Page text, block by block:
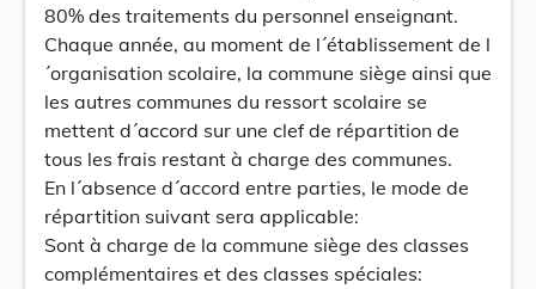
80% des traitements du personnel enseignant.
Chaque année, au moment de l´établissement de l
´organisation scolaire, la commune siège ainsi que
les autres communes du ressort scolaire se
mettent d´accord sur une clef de répartition de
tous les frais restant à charge des communes.
En l´absence d´accord entre parties, le mode de
répartition suivant sera applicable:
Sont à charge de la commune siège des classes
complémentaires et des classes spéciales: